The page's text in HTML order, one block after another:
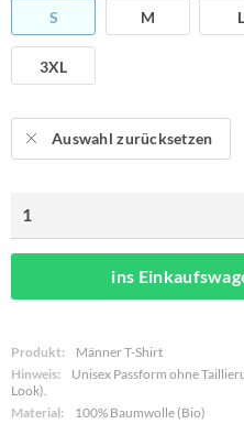
S M L
3XL
Auswahl zurücksetzen
ins
Produkt:
Männer T-Shirt
Hinweis:
Unisex Passform ohne
Look).
Material:
100% Baumwolle (Bio)